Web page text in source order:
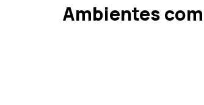
Ambientes